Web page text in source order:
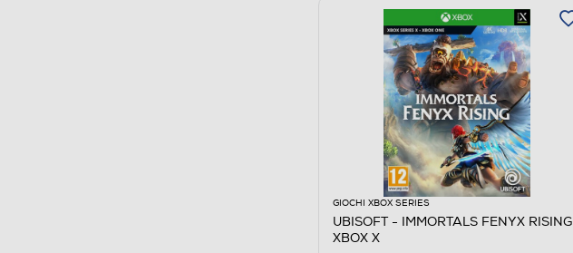
GIOCHI XBOX SERIES
UBISOFT - IMMORTALS FENYX RISING
XBOX X